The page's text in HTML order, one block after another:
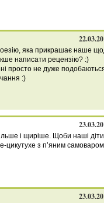
яка прикрашає наше
написати рецензію? :)
просто не дуже
:)
і щиріше. Щоби наші
цикутухе з п’яним